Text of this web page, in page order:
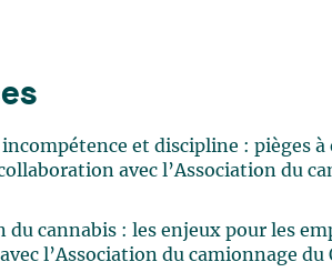
et discipline : pièges
avec l’Association du
du cannabis : les enjeux pour les
l’Association du camionnage